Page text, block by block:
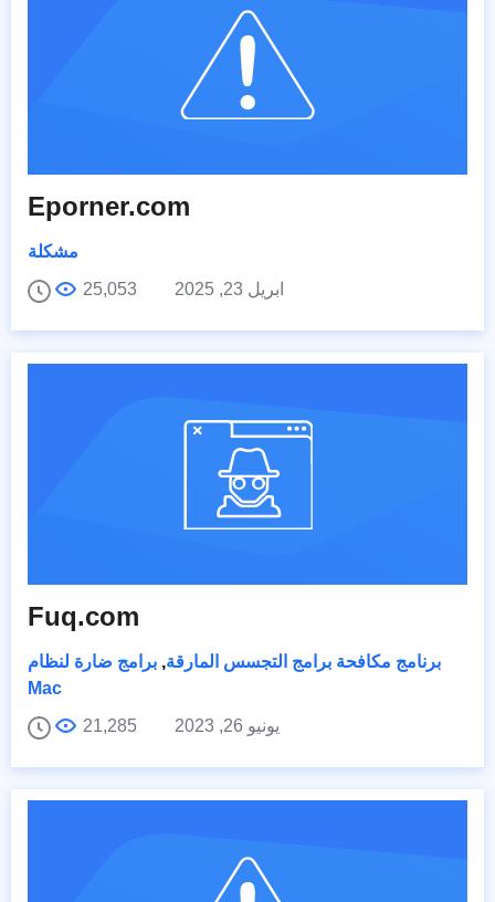
Eporner.com
مشكلة
ابريل 23, 2025
25,053
Fuq.com
برنامج مكافحة برامج التجسس المارقة, برامج ضارة لنظام
Mac
يونيو 26, 2023
21,285